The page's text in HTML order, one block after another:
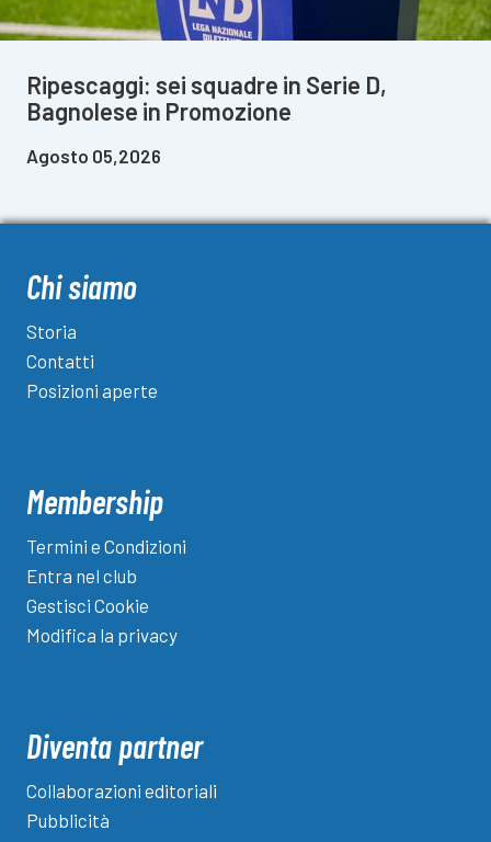
Ripescaggi: sei squadre in Serie D,
Bagnolese in Promozione
Agosto 05,2026
Chi siamo
Storia
Contatti
Posizioni aperte
Membership
Termini e Condizioni
Entra nel club
Gestisci Cookie
Modifica la privacy
Diventa partner
Collaborazioni editoriali
Pubblicità